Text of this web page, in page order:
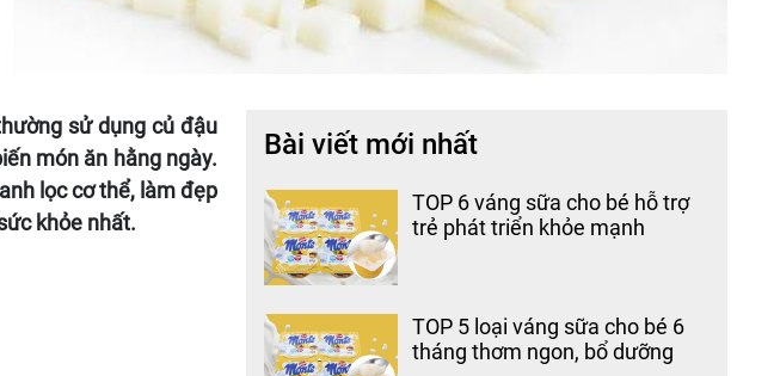
sử dụng củ đậu
món ăn hằng ngày.
lọc cơ thể, làm đẹp
khỏe nhất.
Bài viết mới nhất
TOP 6 váng sữa cho bé hỗ trợ
trẻ phát triển khỏe mạnh
TOP 5 loại váng sữa cho bé 6
tháng thơm ngon, bổ dưỡng